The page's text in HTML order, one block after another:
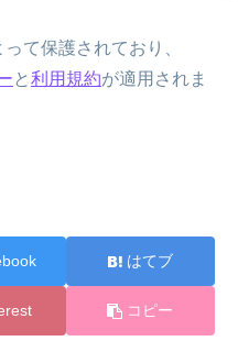
て保護されており、
と利用規約が適用されま
はてブ
コピー